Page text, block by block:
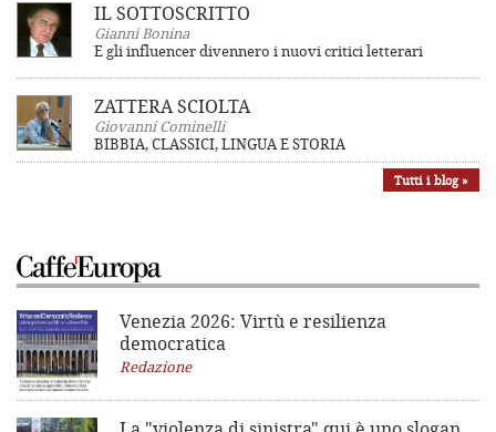
IL SOTTOSCRITTO
Gianni Bonina
E gli influencer divennero i nuovi critici letterari
ZATTERA SCIOLTA
Giovanni Cominelli
BIBBIA, CLASSICI, LINGUA E STORIA
Tutti i blog »
Venezia 2026: Virtù e resilienza
democratica
Redazione